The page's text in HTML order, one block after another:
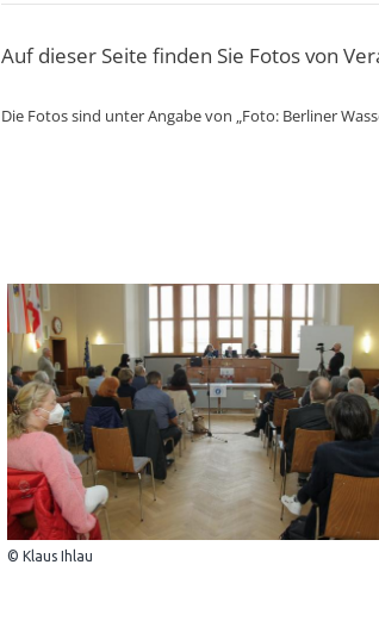
Auf dieser Seite finden Sie Fotos von
Die Fotos sind unter Angabe von „Foto: Berliner
© Klaus Ihlau